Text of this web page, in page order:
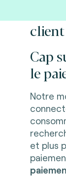
Cap
le
Notre
et plus